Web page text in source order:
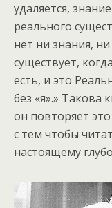
удаляется,
реального
нет ни знания,
существует,
есть, и это
без «я».» Такова
он повторяет
с тем чтобы
настоящему